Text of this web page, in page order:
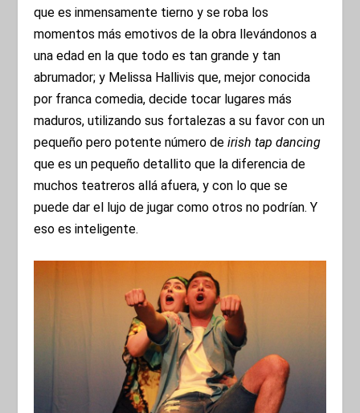
que es inmensamente tierno y se roba los
momentos más emotivos de la obra llevándonos a
una edad en la que todo es tan grande y tan
abrumador; y Melissa Hallivis que, mejor conocida
por franca comedia, decide tocar lugares más
maduros, utilizando sus fortalezas a su favor con un
pequeño pero potente número deirish tap dancing
que es un pequeño detallito que la diferencia de
muchos teatreros allá afuera, y con lo que se
puede dar el lujo de jugar como otros no podrían. Y
eso es inteligente.